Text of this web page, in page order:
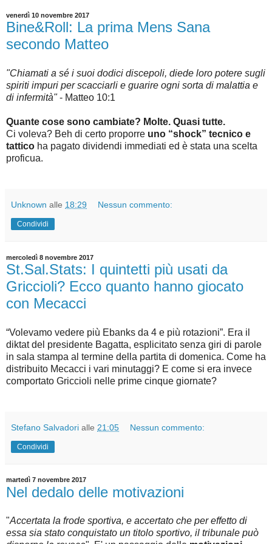
venerdì 10 novembre 2017
Bine&Roll: La prima Mens Sana
secondo Matteo
"Chiamati a sé i suoi dodici discepoli, diede loro potere sugli
spiriti impuri per scacciarli e guarire ogni sorta di malattia e
di infermità"- Matteo 10:1
Quante cose sono cambiate? Molte. Quasi tutte.
Ci voleva? Beh di certo proporre uno “shock” tecnico e
tattico ha pagato dividendi immediati ed è stata una scelta
proficua.
Unknown alle 18:29 Nessun commento:
Condividi
mercoledì 8 novembre 2017
St.Sal.Stats: I quintetti più usati da
Griccioli? Ecco quanto hanno giocato
con Mecacci
“Volevamo vedere più Ebanks da 4 e più rotazioni”. Era il
diktat del presidente Bagatta, esplicitato senza giri di parole
in sala stampa al termine della partita di domenica. Come ha
distribuito Mecacci i vari minutaggi? E come si era invece
comportato Griccioli nelle prime cinque giornate?
Stefano Salvadori alle 21:05 Nessun commento:
Condividi
martedì 7 novembre 2017
Nel dedalo delle motivazioni
"Accertata la frode sportiva, e accertato che per effetto di
essa sia stato conquistato un titolo sportivo, il tribunale può